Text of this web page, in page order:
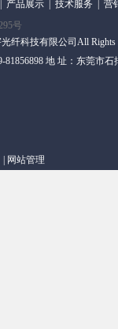
| 产品展示 | 技术服务 | 营
号
纤科技有限公司All
81856898 地 址：东莞市
| 网站管理